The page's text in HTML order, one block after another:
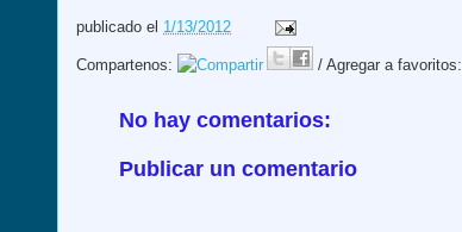
publicado el 1/13/2012
Compartenos: / Agregar a favoritos:
No hay comentarios:
Publicar un comentario